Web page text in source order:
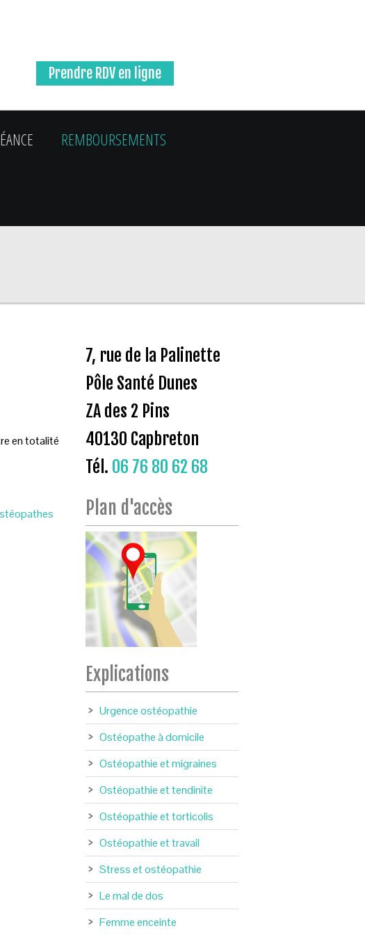
Prendre RDV en ligne
REMBOURSEMENTS
en totalité
7, rue de la Palinette
Pôle Santé Dunes
ZA des 2 Pins
40130 Capbreton
Tél. 06 76 80 62 68
Plan d'accès
Explications
Urgence ostéopathie
Ostéopathe à domicile
Ostéopathie et migraines
Ostéopathie et tendinite
Ostéopathie et torticolis
Ostéopathie et travail
Stress et ostéopathie
Le mal de dos
Femme enceinte